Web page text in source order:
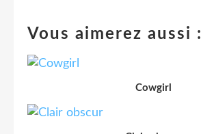
Vous aimerez aussi :
Cowgirl